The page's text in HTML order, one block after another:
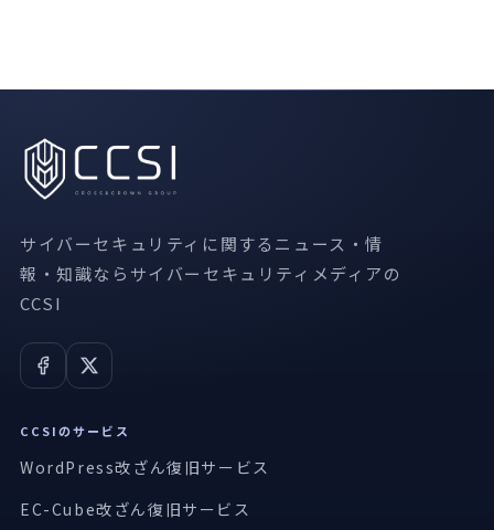
サイバーセキュリティに関するニュース・情
報・知識ならサイバーセキュリティメディアの
CCSI
CCSIのサービス
WordPress改ざん復旧サービス
EC-Cube改ざん復旧サービス